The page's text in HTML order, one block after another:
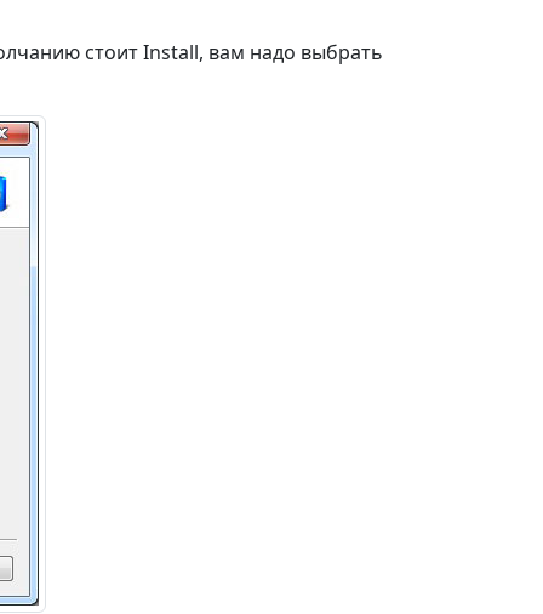
стоит Install, вам надо выбрать